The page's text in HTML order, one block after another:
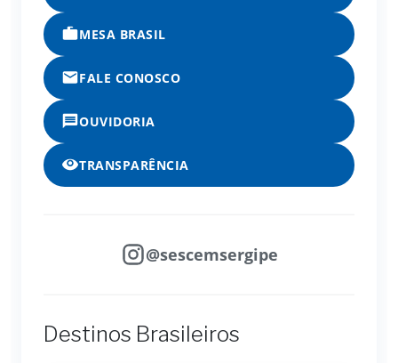
MESA BRASIL
FALE CONOSCO
OUVIDORIA
TRANSPARÊNCIA
@sescemsergipe
Destinos Brasileiros